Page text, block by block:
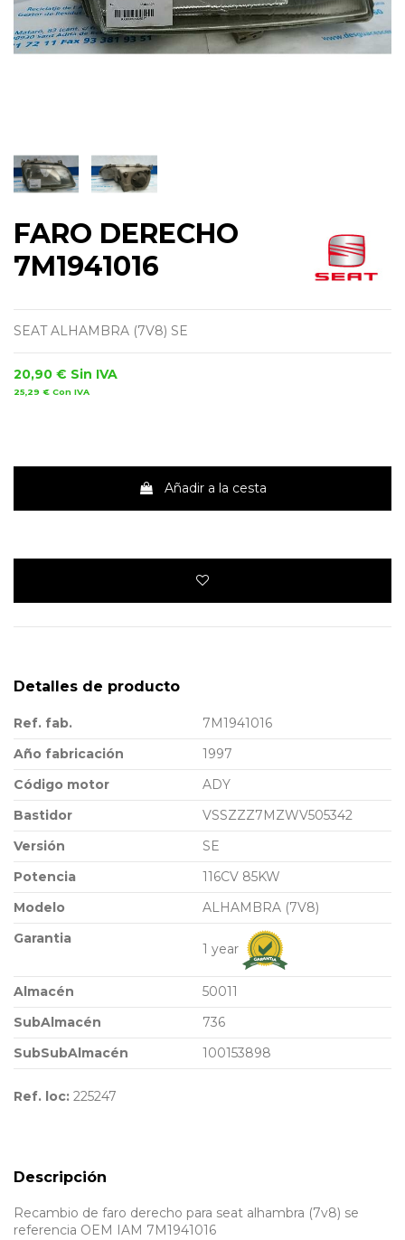
FARO DERECHO
7M1941016
SEAT ALHAMBRA (7V8) SE
20,90 € Sin IVA
25,29 € Con IVA
Añadir a la cesta
Detalles de producto
Ref. fab.
7M1941016
Año fabricación
1997
Código motor
ADY
Bastidor
VSSZZZ7MZWV505342
Versión
SE
Potencia
116CV 85KW
Modelo
ALHAMBRA (7V8)
Garantia
1 year
Almacén
50011
SubAlmacén
736
SubSubAlmacén
100153898
Ref. loc: 225247
Descripción
Recambio de faro derecho para seat alhambra (7v8) se
referencia OEM IAM 7M1941016